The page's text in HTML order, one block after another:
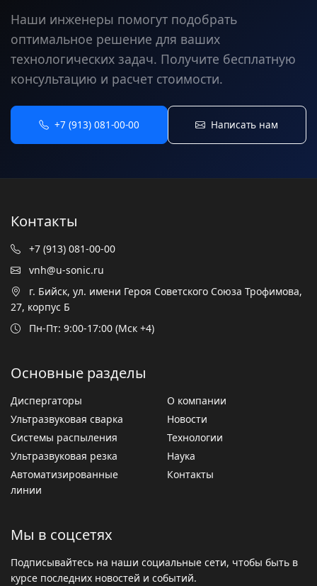
Наши инженеры помогут подобрать
оптимальное решение для ваших
технологических задач. Получите бесплатную
консультацию и расчет стоимости.
+7 (913) 081-00-00 Написать нам
Контакты
+7 (913) 081-00-00
vnh@u-sonic.ru
г. Бийск, ул. имени Героя Советского Союза Трофимова,
27, корпус Б
Пн-Пт: 9:00-17:00 (Мск +4)
Основные разделы
Диспергаторы
Ультразвуковая сварка
Системы распыления
Ультразвуковая резка
Автоматизированные
линии
О компании
Новости
Технологии
Наука
Контакты
Мы в соцсетях
Подписывайтесь на наши социальные сети, чтобы быть в
курсе последних новостей и событий.